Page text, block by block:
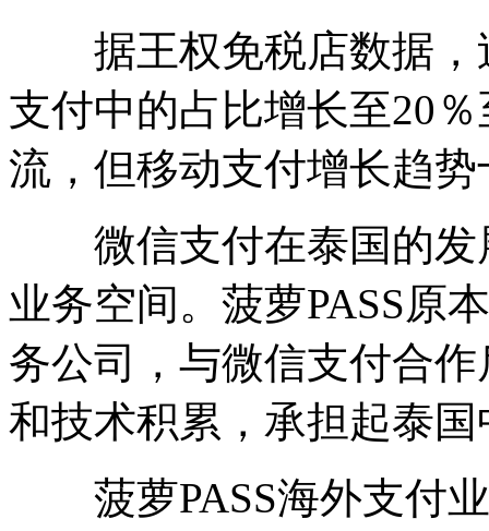
据王权免税店数据，
支付中的占比增长至20
流，但移动支付增长趋
微信支付在泰国的发
业务空间。菠萝PASS原
务公司，与微信支付合
和技术积累，承担起泰
菠萝PASS海外支付业